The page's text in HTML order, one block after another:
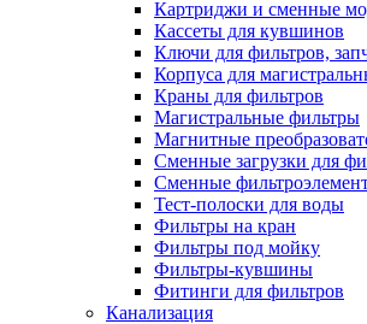
Полезные статьи
Новости и Акции
Оплата и доставка
Сервис-центр
Картриджи и сменные
Кассеты для кувшинов
Ключи для фильтров,
Корпуса для
Краны для фильтров
Магистральные фильтры
Магнитные
Сменные загрузки для
Сменные
Тест-полоски для воды
Фильтры на кран
Фильтры под мойку
Фильтры-кувшины
Фитинги для фильтров
Канализация